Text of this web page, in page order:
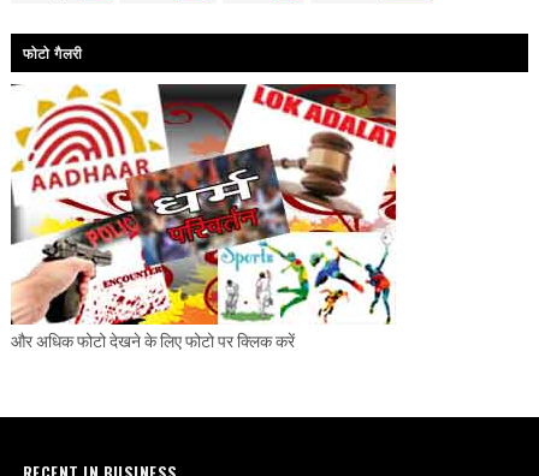
फोटो गैलरी
और अधिक फोटो देखने के लिए फोटो पर क्लिक करें